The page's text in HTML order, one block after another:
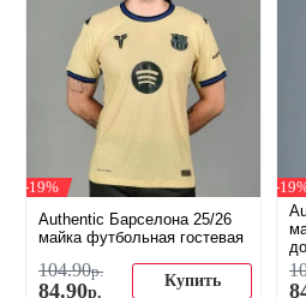
-19%
Authentic Барселона 25/26
майка футбольная гостевая
104.90р.
84.90р.
Купить
-